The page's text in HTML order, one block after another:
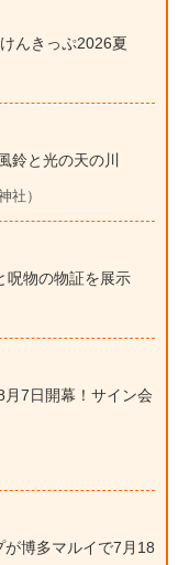
んきっぷ2026夏
鈴と光の天の川
社）
呪物の物証を展示
7日開幕！サイン会
博多マルイで7月18